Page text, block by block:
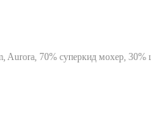
Aurora, 70% суперкид мохер,